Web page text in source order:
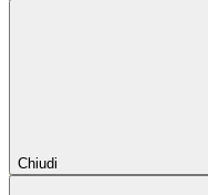
Chiudi